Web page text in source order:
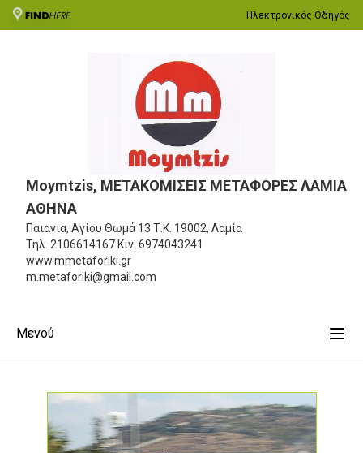
Ηλεκτρονικός Οδηγός
Moymtzis, ΜΕΤΑΚΟΜΙΣΕΙΣ ΜΕΤΑΦΟΡΕΣ ΛΑΜΙΑ
ΑΘΗΝΑ
Παιανια, Αγίου Θωμά 13 Τ.Κ. 19002, Λαμία
Τηλ. 2106614167 Κιν. 6974043241
www.mmetaforiki.gr
m.metaforiki@gmail.com
Μενού